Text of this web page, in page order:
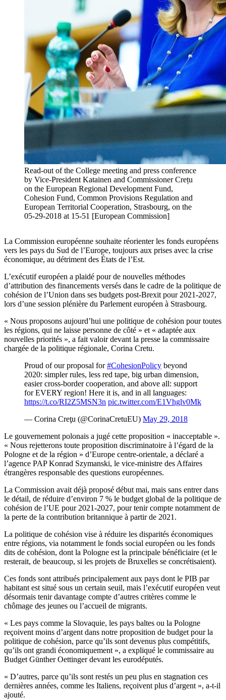
Read-out of the College meeting and press conference
by Vice-President Katainen and Commissioner Crețu
on the European Regional Development Fund,
Cohesion Fund, Common Provisions Regulation and
European Territorial Cooperation, Strasbourg, on the
05-29-2018 at 15-51 [European Commission]
La Commission européenne souhaite réorienter les fonds européens
vers les pays du Sud de l’Europe, toujours aux prises avec la crise
économique, au détriment des États de l’Est.
L’exécutif européen a plaidé pour de nouvelles méthodes
d’attribution des financements versés dans le cadre de la politique de
cohésion de l’Union dans ses budgets post-Brexit pour 2021-2027,
lors d’une session plénière du Parlement européen à Strasbourg.
« Nous proposons aujourd’hui une politique de cohésion pour toutes
les régions, qui ne laisse personne de côté » et « adaptée aux
nouvelles priorités », a fait valoir devant la presse la commissaire
chargée de la politique régionale, Corina Cretu.
Proud of our proposal for#CohesionPolicy beyond
2020: simpler rules, less red tape, big urban dimension,
easier cross-border cooperation, and above all: support
for EVERY region! Here it is, and in all languages:
https://t.co/RI2Z5MSN3n pic.twitter.com/E1Vhglv0Mk
— Corina Creţu (@CorinaCretuEU) May 29, 2018
Le gouvernement polonais a jugé cette proposition « inacceptable ».
« Nous rejetterons toute proposition discriminatoire à l’égard de la
Pologne et de la région » d’Europe centre-orientale, a déclaré a
l’agence PAP Konrad Szymanski, le vice-ministre des Affaires
étrangères responsable des questions européennes.
La Commission avait déjà proposé début mai, mais sans entrer dans
le détail, de réduire d’environ 7 % le budget global de la politique de
cohésion de l’UE pour 2021-2027, pour tenir compte notamment de
la perte de la contribution britannique à partir de 2021.
La politique de cohésion vise à réduire les disparités économiques
entre régions, via notamment le fonds social européen ou les fonds
dits de cohésion, dont la Pologne est la principale bénéficiaire (et le
resterait, de beaucoup, si les projets de Bruxelles se concrétisaient).
Ces fonds sont attribués principalement aux pays dont le PIB par
habitant est situé sous un certain seuil, mais l’exécutif européen veut
désormais tenir davantage compte d’autres critères comme le
chômage des jeunes ou l’accueil de migrants.
« Les pays comme la Slovaquie, les pays baltes ou la Pologne
reçoivent moins d’argent dans notre proposition de budget pour la
politique de cohésion, parce qu’ils sont devenus plus compétitifs,
qu’ils ont grandi économiquement », a expliqué le commissaire au
Budget Günther Oettinger devant les eurodéputés.
« D’autres, parce qu’ils sont restés un peu plus en stagnation ces
dernières années, comme les Italiens, reçoivent plus d’argent », a-t-il
ajouté.